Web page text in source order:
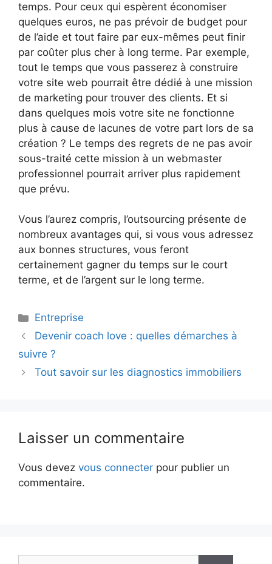
temps. Pour ceux qui espèrent économiser
quelques euros, ne pas prévoir de budget pour
de l’aide et tout faire par eux-mêmes peut finir
par coûter plus cher à long terme. Par exemple,
tout le temps que vous passerez à construire
votre site web pourrait être dédié à une mission
de marketing pour trouver des clients. Et si
dans quelques mois votre site ne fonctionne
plus à cause de lacunes de votre part lors de sa
création ? Le temps des regrets de ne pas avoir
sous-traité cette mission à un webmaster
professionnel pourrait arriver plus rapidement
que prévu.
Vous l’aurez compris, l’outsourcing présente de
nombreux avantages qui, si vous vous adressez
aux bonnes structures, vous feront
certainement gagner du temps sur le court
terme, et de l’argent sur le long terme.
Catégories
Entreprise
Devenir coach love : quelles démarches à
suivre ?
Tout savoir sur les diagnostics immobiliers
Laisser un commentaire
Vous devez vous connecter pour publier un
commentaire.